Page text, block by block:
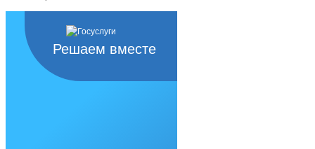
Решаем вместе